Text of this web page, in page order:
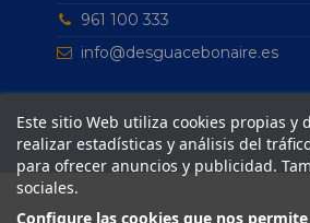
961 100 333
info@desguacebonaire.es
Este sitio Web utiliza cookies propias
realizar estadísticas y análisis del
para ofrecer anuncios y publicidad.
sociales.
Configure las cookies que nos